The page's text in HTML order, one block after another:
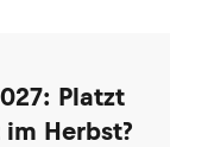
Platzt
Herbst?